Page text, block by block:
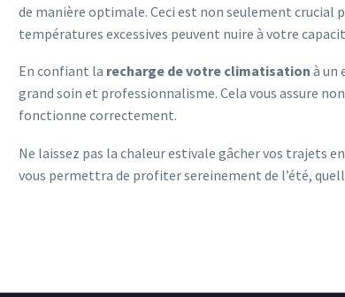
de manière optimale. Ceci est non seulement crucial
températures excessives peuvent nuire à votre
En confiant la recharge de votre climatisation à un
grand soin et professionnalisme. Cela vous assure
fonctionne correctement.
Ne laissez pas la chaleur estivale gâcher vos trajets
vous permettra de profiter sereinement de l’été,